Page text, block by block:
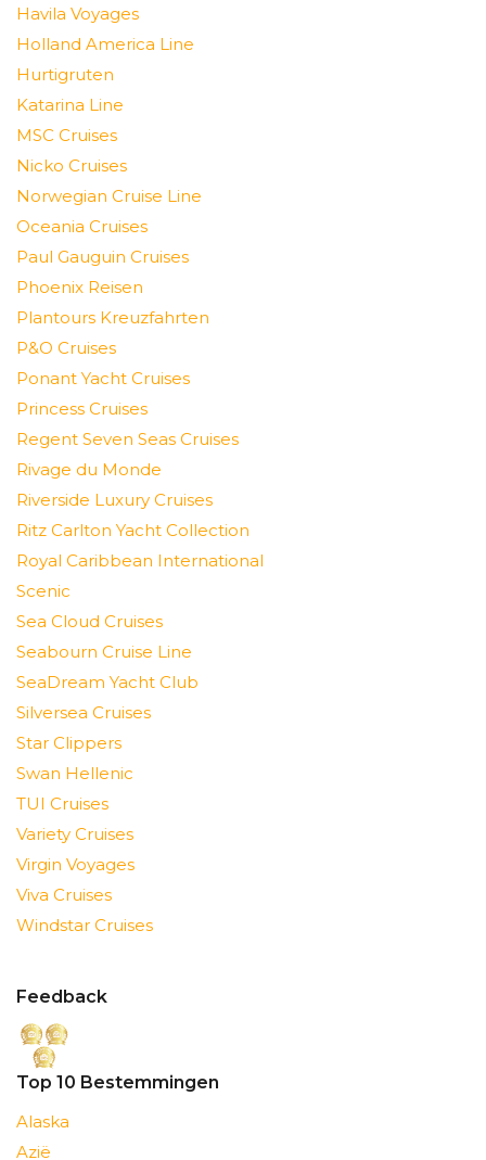
Havila Voyages
Holland America Line
Hurtigruten
Katarina Line
MSC Cruises
Nicko Cruises
Norwegian Cruise Line
Oceania Cruises
Paul Gauguin Cruises
Phoenix Reisen
Plantours Kreuzfahrten
P&O Cruises
Ponant Yacht Cruises
Princess Cruises
Regent Seven Seas Cruises
Rivage du Monde
Riverside Luxury Cruises
Ritz Carlton Yacht Collection
Royal Caribbean International
Scenic
Sea Cloud Cruises
Seabourn Cruise Line
SeaDream Yacht Club
Silversea Cruises
Star Clippers
Swan Hellenic
TUI Cruises
Variety Cruises
Virgin Voyages
Viva Cruises
Windstar Cruises
Feedback
Top 10 Bestemmingen
Alaska
Azië